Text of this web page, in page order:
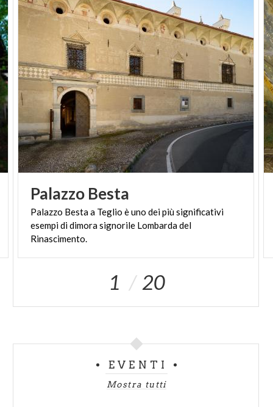
Palazzo Besta
Palazzo Besta a Teglio è uno dei più significativi
esempi di dimora signorile Lombarda del
Rinascimento.
1 20
EVENTI
Mostra tutti